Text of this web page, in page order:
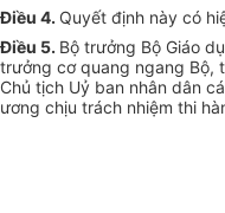
Điều 4. Quyết định này có
Điều 5. Bộ trưởng Bộ Giáo
trưởng cơ quang ngang Bộ,
Chủ tịch Uỷ ban nhân dân
ương chịu trách nhiệm thi